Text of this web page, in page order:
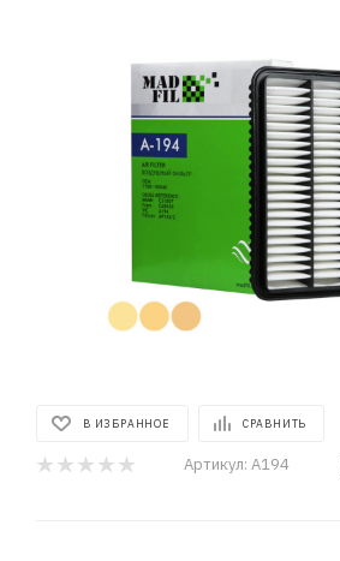
В ИЗБРАННОЕ СРАВНИТЬ
Артикул: A194